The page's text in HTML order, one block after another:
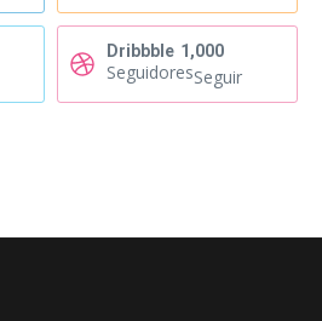
Dribbble 1,000
SeguidoresSeguir